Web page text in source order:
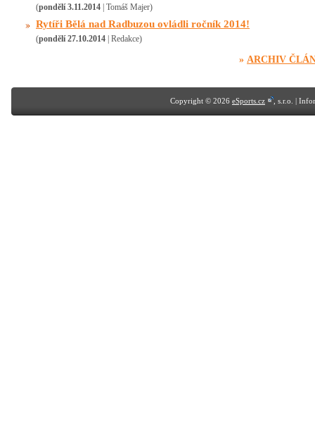
(pondělí 3.11.2014 | Tomáš Majer)
Rytíři Bělá nad Radbuzou ovládli ročník 2014!
(pondělí 27.10.2014 | Redakce)
» ARCHIV
Copyright © 2026 eSports.cz , s.r.o. |